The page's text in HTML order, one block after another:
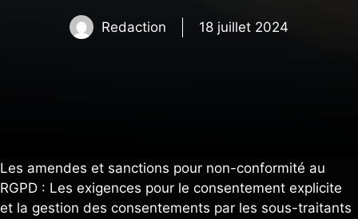
Redaction 18 juillet 2024
Les amendes et sanctions pour non-conformité au
RGPD : Les exigences pour le consentement explicite
et la gestion des consentements par les sous-traitants